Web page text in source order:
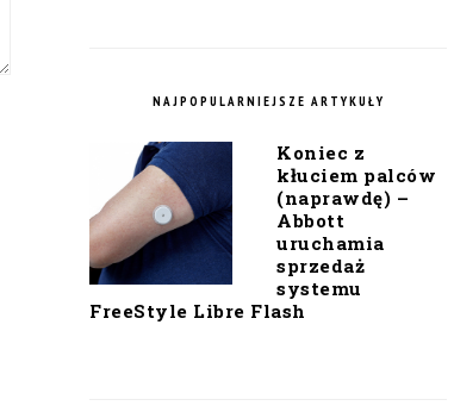
NAJPOPULARNIEJSZE ARTYKUŁY
Koniec z
kłuciem palców
(naprawdę) –
Abbott
uruchamia
sprzedaż
systemu
FreeStyle Libre Flash